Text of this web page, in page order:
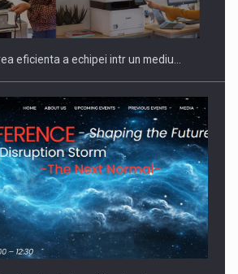
the Future of Protein Demand
eficienta a echipei intr un mediu…